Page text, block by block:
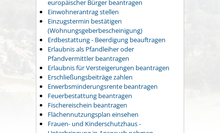
europäischer Bürger beantragen
Einwohnerantrag stellen
Einzugstermin bestätigen
(Wohnungsgeberbescheinigung)
Erdbestattung - Beerdigung beauftragen
Erlaubnis als Pfandleiher oder
Pfandvermittler beantragen
Erlaubnis für Versteigerungen beantragen
Erschließungsbeiträge zahlen
Erwerbsminderungsrente beantragen
Feuerbestattung beantragen
Fischereischein beantragen
Flächennutzungsplan einsehen
Frauen- und Kinderschutzhaus -